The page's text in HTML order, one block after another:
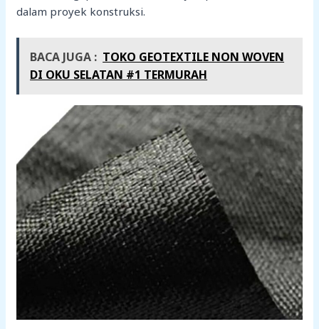
dalam proyek konstruksi.
BACA JUGA : TOKO GEOTEXTILE NON WOVEN
DI OKU SELATAN #1 TERMURAH